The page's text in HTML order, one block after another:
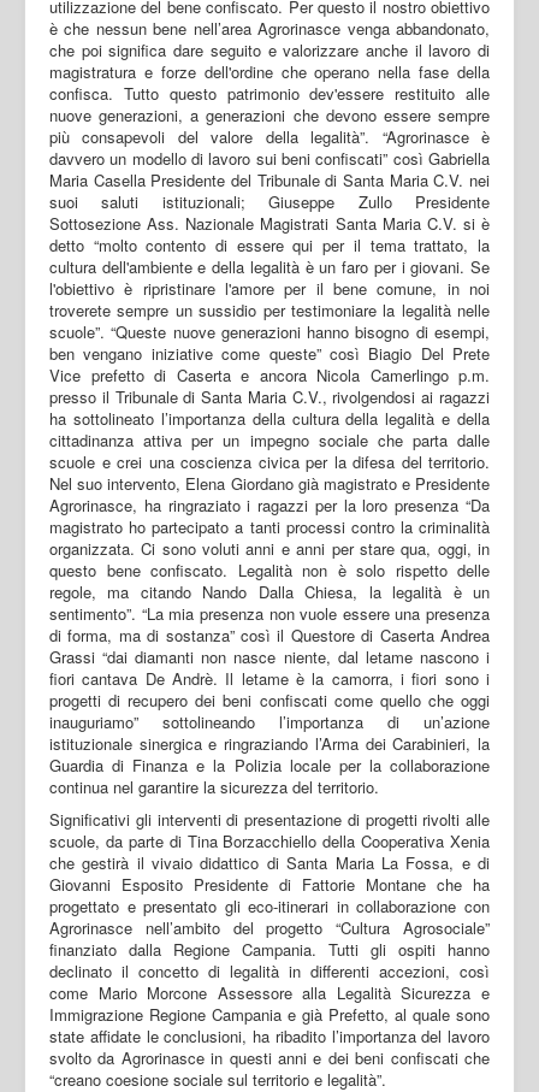
utilizzazione del bene confiscato. Per questo il nostro obiettivo
è che nessun bene nell’area Agrorinasce venga abbandonato,
che poi significa dare seguito e valorizzare anche il lavoro di
magistratura e forze dell'ordine che operano nella fase della
confisca. Tutto questo patrimonio dev'essere restituito alle
nuove generazioni, a generazioni che devono essere sempre
più consapevoli del valore della legalità”. “Agrorinasce è
davvero un modello di lavoro sui beni confiscati” così Gabriella
Maria Casella Presidente del Tribunale di Santa Maria C.V. nei
suoi saluti istituzionali; Giuseppe Zullo Presidente
Sottosezione Ass. Nazionale Magistrati Santa Maria C.V. si è
detto “molto contento di essere qui per il tema trattato, la
cultura dell'ambiente e della legalità è un faro per i giovani. Se
l'obiettivo è ripristinare l'amore per il bene comune, in noi
troverete sempre un sussidio per testimoniare la legalità nelle
scuole”. “Queste nuove generazioni hanno bisogno di esempi,
ben vengano iniziative come queste” così Biagio Del Prete
Vice prefetto di Caserta e ancora Nicola Camerlingo p.m.
presso il Tribunale di Santa Maria C.V., rivolgendosi ai ragazzi
ha sottolineato l’importanza della cultura della legalità e della
cittadinanza attiva per un impegno sociale che parta dalle
scuole e crei una coscienza civica per la difesa del territorio.
Nel suo intervento, Elena Giordano già magistrato e Presidente
Agrorinasce, ha ringraziato i ragazzi per la loro presenza “Da
magistrato ho partecipato a tanti processi contro la criminalità
organizzata. Ci sono voluti anni e anni per stare qua, oggi, in
questo bene confiscato. Legalità non è solo rispetto delle
regole, ma citando Nando Dalla Chiesa, la legalità è un
sentimento”. “La mia presenza non vuole essere una presenza
di forma, ma di sostanza” così il Questore di Caserta Andrea
Grassi “dai diamanti non nasce niente, dal letame nascono i
fiori cantava De Andrè. Il letame è la camorra, i fiori sono i
progetti di recupero dei beni confiscati come quello che oggi
inauguriamo” sottolineando l’importanza di un’azione
istituzionale sinergica e ringraziando l’Arma dei Carabinieri, la
Guardia di Finanza e la Polizia locale per la collaborazione
continua nel garantire la sicurezza del territorio.
Significativi gli interventi di presentazione di progetti rivolti alle
scuole, da parte di Tina Borzacchiello della Cooperativa Xenia
che gestirà il vivaio didattico di Santa Maria La Fossa, e di
Giovanni Esposito Presidente di Fattorie Montane che ha
progettato e presentato gli eco-itinerari in collaborazione con
Agrorinasce nell’ambito del progetto “Cultura Agrosociale”
finanziato dalla Regione Campania. Tutti gli ospiti hanno
declinato il concetto di legalità in differenti accezioni, così
come Mario Morcone Assessore alla Legalità Sicurezza e
Immigrazione Regione Campania e già Prefetto, al quale sono
state affidate le conclusioni, ha ribadito l’importanza del lavoro
svolto da Agrorinasce in questi anni e dei beni confiscati che
“creano coesione sociale sul territorio e legalità”.